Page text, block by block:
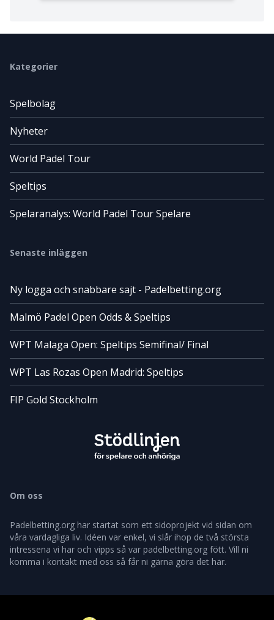
Kategorier
Spelbolag
Nyheter
World Padel Tour
Speltips
Spelaranalys: World Padel Tour Spelare
Senaste inläggen
Ny logga och snabbare sajt - Padelbetting.org
Malmö Padel Open Odds & Speltips
WPT Malaga Open: Speltips Semifinal/ Final
WPT Las Rozas Open Madrid: Speltips
FIP Gold Stockholm
Om oss
Padelbetting.org har startat som ett sidoprojekt vid sidan om
våra vardagliga liv. Idéen var enkel, vi slår ihop de två största
intressena vi har och vipps så var padelbetting.org fött. Vill ni
komma i kontakt med oss så får ni gärna göra det här.